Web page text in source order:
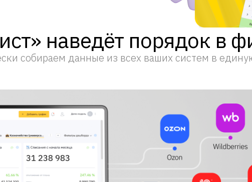
наведёт порядок в
собираем данные из всех ваших систем в